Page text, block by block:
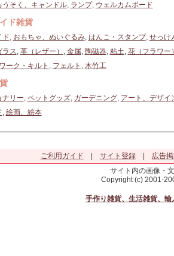
うそく、キャンドル, ランプ, ウェルカムボード
ド雑貨
ド, おもちゃ、ぬいぐるみ, はんこ・スタンプ, せっけ
ラス, 革（レザー） , 金属, 陶磁器, 粘土, 花（フラワー
ーク・キルト , フェルト , 木竹工
ナリー, ペットグッズ, ガーデニング, アート、デザイ
, 絵画、絵本
ご利用ガイド サイト登録|
広告
サイト内の画像・
Copyright (c) 2001-
手作り雑貨、生活雑貨、